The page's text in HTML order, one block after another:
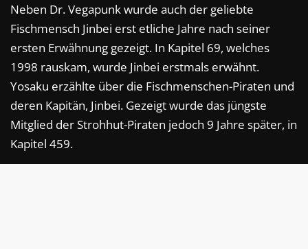
Neben Dr. Vegapunk wurde auch der geliebte
Fischmensch Jinbei erst etliche Jahre nach seiner
ersten Erwähnung gezeigt. In Kapitel 69, welches
1998 rauskam, wurde Jinbei erstmals erwähnt.
Yosaku erzählte über die Fischmenschen-Piraten und
deren Kapitän, Jinbei. Gezeigt wurde das jüngste
Mitglied der Strohhut-Piraten jedoch 9 Jahre später, in
Kapitel 459.